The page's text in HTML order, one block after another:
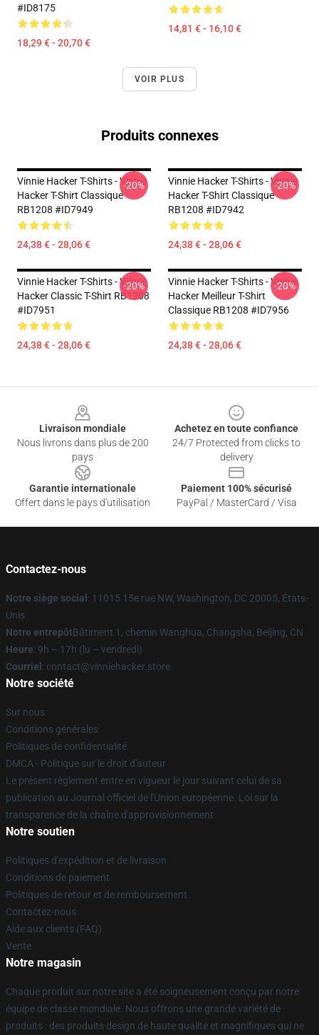
#ID8175
18,29 € - 20,70 €
14,81 € - 16,10 €
VOIR PLUS
Produits connexes
Vinnie Hacker T-Shirts - Vinnie
Hacker T-Shirt Classique
RB1208 #ID7949
24,38 € - 28,06 €
-20%
Vinnie Hacker T-Shirts - Vinnie
Hacker T-Shirt Classique
RB1208 #ID7942
24,38 € - 28,06 €
-20%
Vinnie Hacker T-Shirts - Vinnie
Hacker Classic T-Shirt RB1208
#ID7951
24,38 € - 28,06 €
-20%
Vinnie Hacker T-Shirts - Vinnie
Hacker Meilleur T-Shirt
Classique RB1208 #ID7956
24,38 € - 28,06 €
-20%
Livraison mondiale
Nous livrons dans plus de 200
pays
Achetez en toute confiance
24/7 Protected from clicks to
delivery
Garantie internationale
Offert dans le pays d'utilisation
Paiement 100% sécurisé
PayPal / MasterCard / Visa
Contactez-nous
Notre siège social : 11015 15e rue NW, Washington, DC 20005, États-
Unis
Notre entrepôtBâtiment 1, chemin Wanghua, Changsha, Beijing, CN
Heure: 9h – 17h (lu – vendredi)
Courriel : contact@vinniehacker.store
Notre société
Sur nous
Conditions générales
Politiques de confidentialité
DMCA - Politique sur le droit d'auteur
Le présent règlement entre en vigueur le jour suivant celui de sa
publication au Journal officiel de l'Union européenne. Loi sur la
transparence de la chaîne d'approvisionnement
Notre soutien
Politiques d'expédition et de livraison
Conditions de paiement
Politiques de retour et de remboursement
Contactez-nous
Aide aux clients (FAQ)
Vente
Notre magasin
Chaque produit sur notre site a été soigneusement conçu par notre
équipe de classe mondiale. Nous offrons une grande variété de
produits : des produits design de haute qualité et magnifiques qui ne